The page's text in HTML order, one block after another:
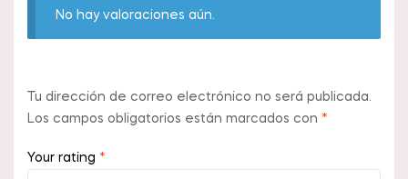
No hay valoraciones aún.
Tu dirección de correo electrónico no será publicada.
Los campos obligatorios están marcados con *
Your rating *